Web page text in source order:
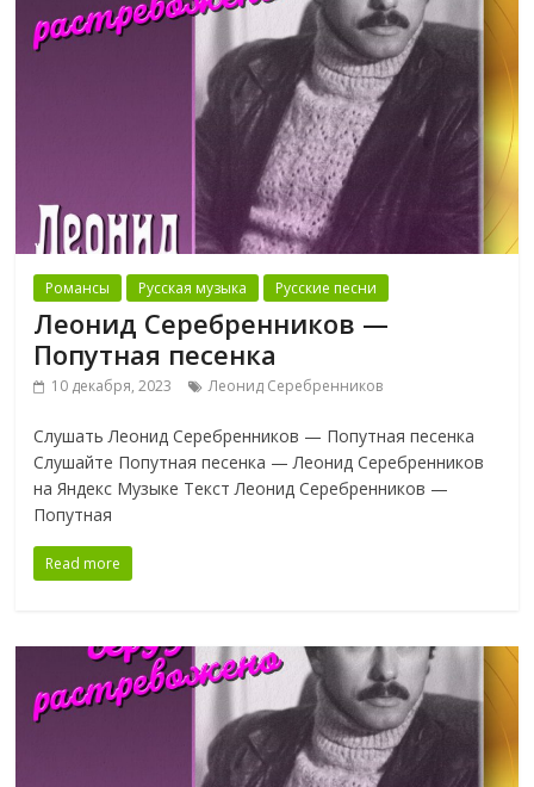
Романсы Русская музыка Русские песни
Леонид Серебренников —
Попутная песенка
10 декабря, 2023 Леонид Серебренников
Слушать Леонид Серебренников — Попутная песенка
Слушайте Попутная песенка — Леонид Серебренников
на Яндекс Музыке Текст Леонид Серебренников —
Попутная
Read more